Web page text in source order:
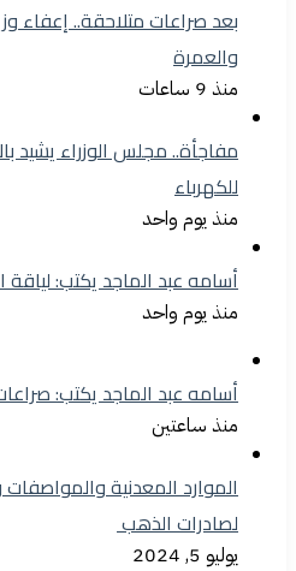
بعد صراعات متلاحقة.. إعفاء
والعمرة
منذ 9 ساعات
مفاجأة.. مجلس الوزراء يشيد
للكهرباء
منذ يوم واحد
أسامه عبد الماجد يكتب: لياقة
منذ يوم واحد
أسامه عبد الماجد يكتب:
منذ ساعتين
الموارد المعدنية
لصادرات الذهب
يوليو 5, 2024